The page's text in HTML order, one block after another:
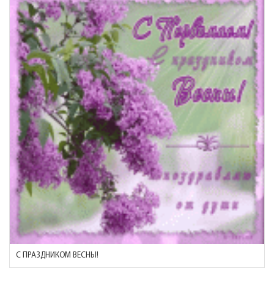
С ПРАЗДНИКОМ ВЕСНЫ!